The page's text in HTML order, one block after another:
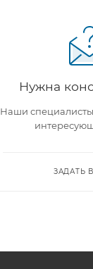
Нужна
Наши
ЗАДАТЬ